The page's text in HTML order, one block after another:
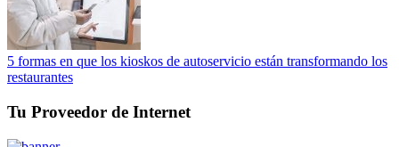
5 formas en que los kioskos de autoservicio están transformando los
restaurantes
Tu Proveedor de Internet